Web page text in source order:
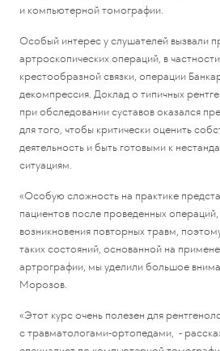
и компьютерной томографии.
Особый интерес у слушателей вызвали
артроскопических операций, в
крестообразной связки, операции
декомпрессия. Доклад о типичных
при обследовании суставов оказался
для того, чтобы критически оценить
деятельность и быть готовыми к
ситуациям.
«Особую сложность на практике
пациентов после проведенных операций,
возникновения повторных травм,
таких состояний, основанной на
артрографии, мы уделили большое
Морозов.
«Этот курс очень полезен для
с травматологами-ортопедами, -